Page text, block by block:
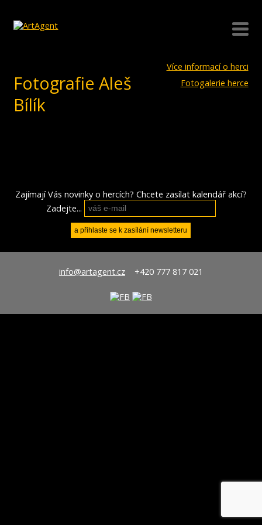
Více informací o herci
Fotogalerie herce
Fotografie Aleš
Bílík
Zajímají Vás novinky o hercích? Chcete zasílat kalendář akcí?
Zadejte...
info@artagent.cz+420 777 817 021